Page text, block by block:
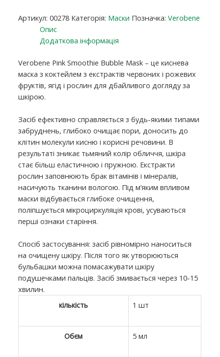
Артикул:00278 Категорія: Маски Позначка:Verobene
Опис
Додаткова інформація
Verobene Pink Smoothie Bubble Mask – це киснева
маска з коктейлем з екстрактів червоних і рожевих
фруктів, ягід і рослин для дбайливого догляду за
шкірою.
Засіб ефективно справляється з будь-якими типами
забруднень, глибоко очищає пори, доносить до
клітин молекули кисню і корисні речовини. В
результаті зникає тьмяний колір обличчя, шкіра
стає більш еластичною і пружною. Екстракти
рослин заповнюють брак вітамінів і мінералів,
насичують тканини вологою. Під м’яким впливом
маски відбувається глибоке очищення,
поліпшується мікроциркуляція крові, усуваються
перші ознаки старіння.
Спосіб застосування: засіб рівномірно наноситься
на очищену шкіру. Після того як утворюються
бульбашки можна помасажувати шкіру
подушечками пальців. Засіб змивається через 10-15
хвилин.
кількість
1 шт
Обєм 5 мл